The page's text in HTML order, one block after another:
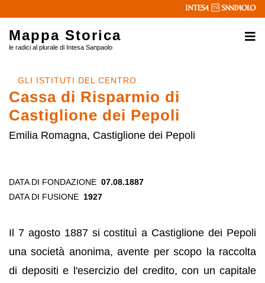
Mappa Storica
le radici al plurale di Intesa Sanpaolo
GLI ISTITUTI DEL CENTRO
Cassa di Risparmio di
Castiglione dei Pepoli
Emilia Romagna, Castiglione dei Pepoli
DATA DI FONDAZIONE 07.08.1887
DATA DI FUSIONE 1927
Il 7 agosto 1887 si costituì a Castiglione dei Pepoli
una società anonima, avente per scopo la raccolta
di depositi e l'esercizio del credito, con un capitale